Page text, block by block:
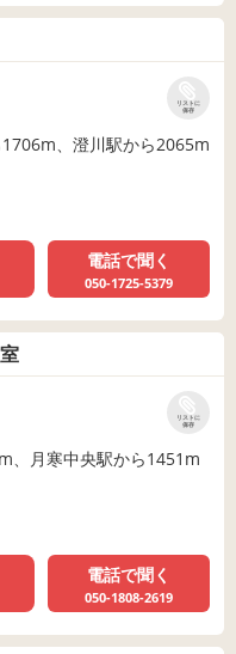
リストに
保存
、澄川駅から2065m
電話で聞く
050-1725-5379
リストに
保存
、月寒中央駅から1451m
電話で聞く
050-1808-2619